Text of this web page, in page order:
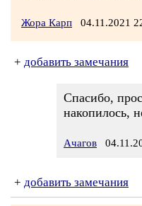
Жора Карп 04.11.2021
+ добавить замечания
Спасибо,
накопилось,
Ачагов
+ добавить замечания